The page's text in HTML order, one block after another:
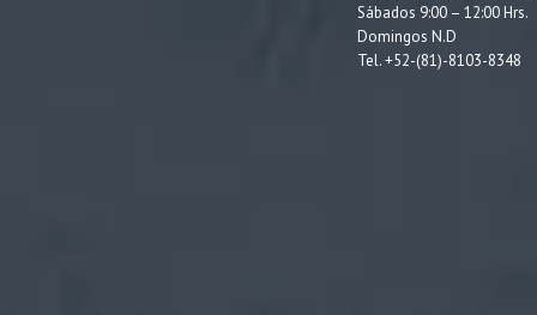
Sábados 9:00 – 12:00 Hrs.
Domingos N.D
Tel. +52-(81)-8103-8348